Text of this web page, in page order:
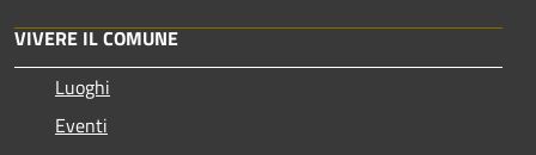
VIVERE IL COMUNE
Luoghi
Eventi